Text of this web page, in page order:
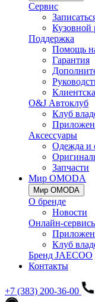
Сервис
Кузовной
Поддержка
Помощь
Гарантия
O&J Автоклуб
Клуб
Аксессуары
Одежда и
Запчасти
Мир OMODA
Мир OMODA
О бренде
Новости
Онлайн-
Клуб
Бренд JAECOO
Контакты
+7 (383) 200-36-00